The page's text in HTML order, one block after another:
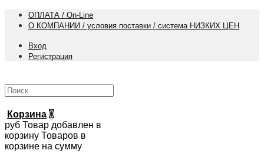
ОПЛАТА / On-Line
О КОМПАНИИ / условия поставки / система НИЗКИХ ЦЕН
Вход
Регистрация
Корзина 0
руб Товар добавлен в
корзину Товаров в
корзине на сумму